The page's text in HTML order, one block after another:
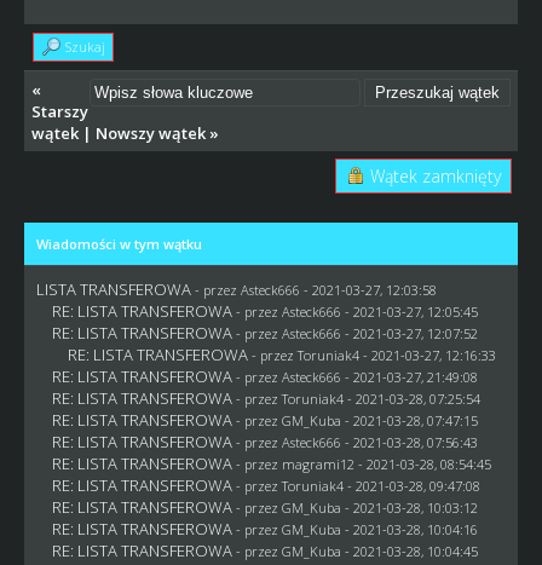
Szukaj
«
Starszy
wątek| Nowszy wątek»
Wątek zamknięty
Wiadomości w tym wątku
LISTA TRANSFEROWA - przez Asteck666 - 2021-03-27, 12:03:58
RE: LISTA TRANSFEROWA - przez Asteck666 - 2021-03-27, 12:05:45
RE: LISTA TRANSFEROWA - przez Asteck666 - 2021-03-27, 12:07:52
RE: LISTA TRANSFEROWA - przezToruniak4- 2021-03-27, 12:16:33
RE: LISTA TRANSFEROWA - przez Asteck666 - 2021-03-27, 21:49:08
RE: LISTA TRANSFEROWA - przezToruniak4- 2021-03-28, 07:25:54
RE: LISTA TRANSFEROWA - przez GM_Kuba - 2021-03-28, 07:47:15
RE: LISTA TRANSFEROWA - przez Asteck666 - 2021-03-28, 07:56:43
RE: LISTA TRANSFEROWA - przez magrami12 - 2021-03-28, 08:54:45
RE: LISTA TRANSFEROWA - przezToruniak4- 2021-03-28, 09:47:08
RE: LISTA TRANSFEROWA - przez GM_Kuba - 2021-03-28, 10:03:12
RE: LISTA TRANSFEROWA - przez GM_Kuba - 2021-03-28, 10:04:16
RE: LISTA TRANSFEROWA - przez GM_Kuba - 2021-03-28, 10:04:45